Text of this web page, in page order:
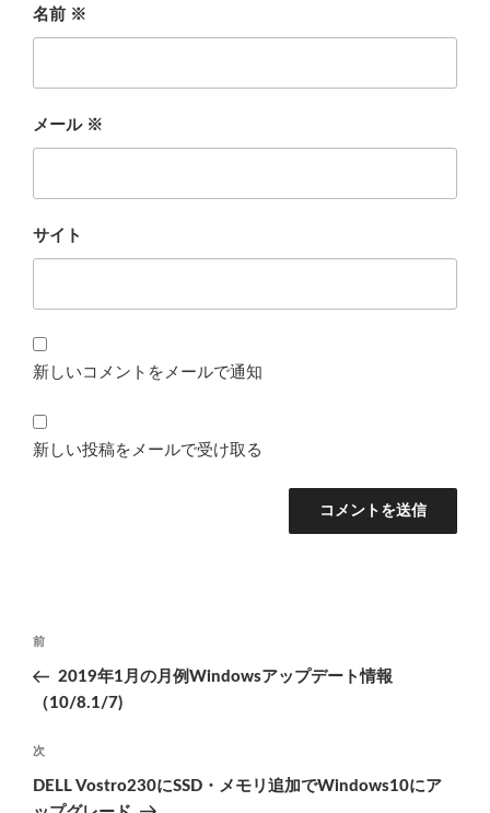
名前 ※
メール ※
サイト
新しいコメントをメールで通知
新しい投稿をメールで受け取る
投
ナ
ゲ
ー
前
の
投
前
2019年1月の月例Windowsアップデート情報
（10/8.1/7)
次
の
投
次
DELL Vostro230にSSD・メモリ追加でWindows10にア